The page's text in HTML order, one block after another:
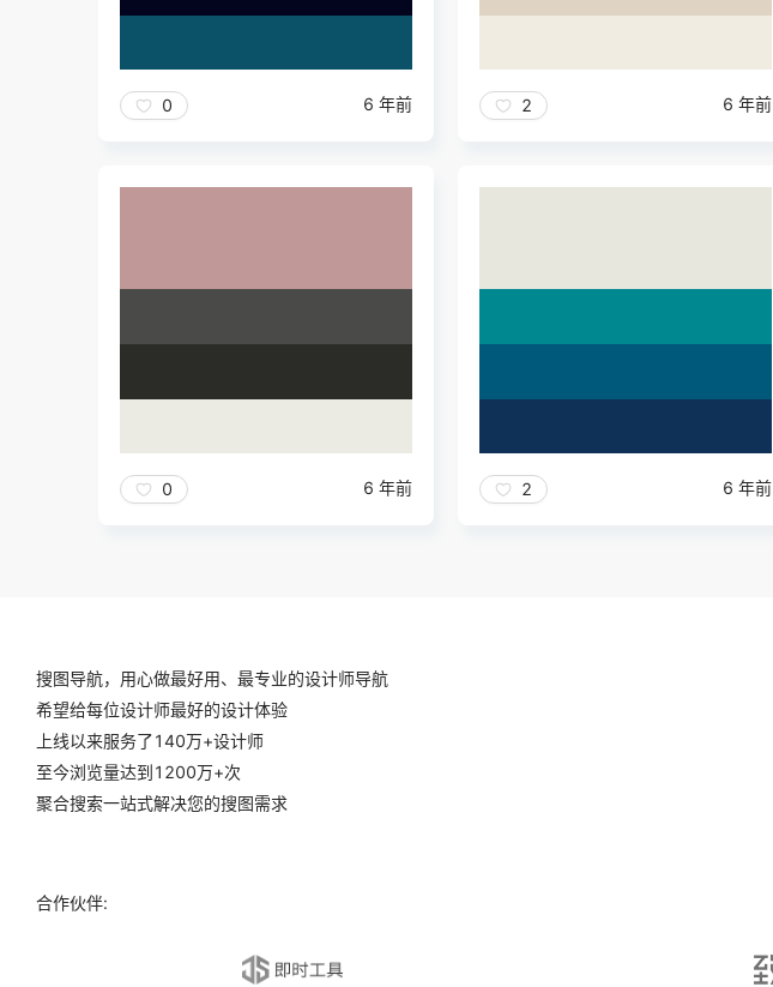
0 6 年前 2 6 年前
0 6 年前 2 6 年前
搜图导航，用心做最好用、最专业的设计师导航
希望给每位设计师最好的设计体验
上线以来服务了140万+设计师
至今浏览量达到1200万+次
聚合搜索一站式解决您的搜图需求
合作伙伴: